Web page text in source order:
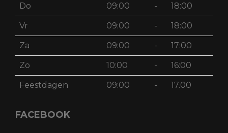
Do 09:00 - 18:00
Vr 09:00 - 18:00
Za 09:00 - 17:00
Zo 10:00 - 16:00
Feestdagen 09:00 - 17.00
FACEBOOK